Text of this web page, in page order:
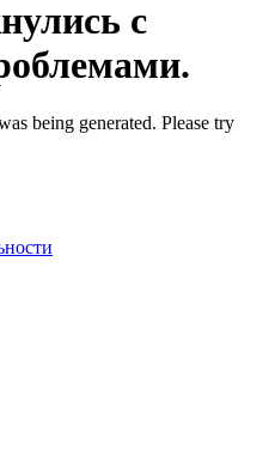
с
being generated. Please try